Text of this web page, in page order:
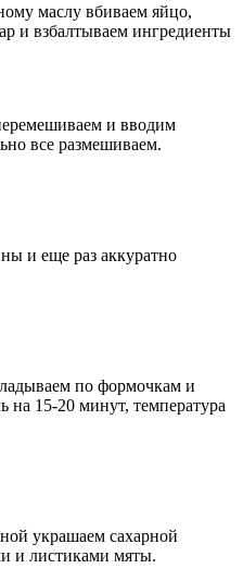
маслу вбиваем яйцо,
и взбалтываем ингредиенты
и вводим
все размешиваем.
и еще раз аккуратно
по формочкам и
на 15-20 минут, температура
украшаем сахарной
и листиками мяты.